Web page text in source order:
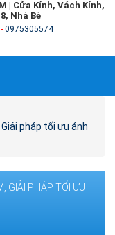
| Cửa Kính, Vách Kính,
Nhà Bè
0975305574
pháp tối ưu ánh
GIẢI PHÁP TỐI ƯU